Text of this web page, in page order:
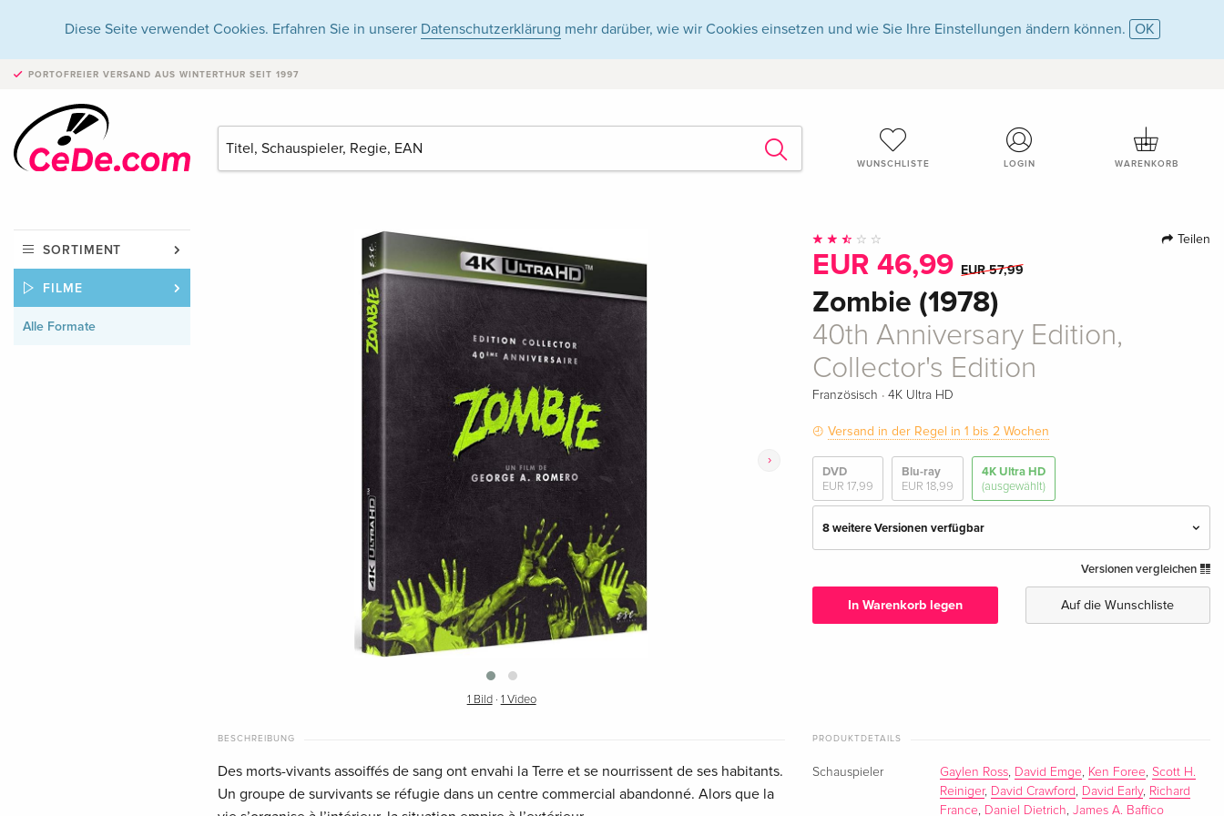
Diese Seite verwendet Cookies. Erfahren Sie in unserer Datenschutzerklärung mehr darüber, wie wir Cookies einsetzen und wie Sie Ihre Einstellungen ändern können. OK
PORTOFREIER VERSAND AUS WINTERTHUR SEIT 1997
WUNSCHLISTE LOGIN WARENKORB
SORTIMENT
FILME
Alle Formate
›
1 Bild · 1 Video
Teilen
EUR 46,99 EUR 57,99
Zombie (1978)
40th Anniversary Edition,
Collector's Edition
Französisch ·4K Ultra HD
Versand in der Regel in 1 bis 2 Wochen
DVD
EUR 17,99
Blu-ray
EUR 18,99
4K Ultra HD
(ausgewählt)
8 weitere Versionen verfügbar
Deutsch
EUR 65,49
Uncut, 4K Ultra HD + 2 Blu-rays
VHS Retro Edition, Cover A, 4K Ultra HD + 3
vergriffen
Versionen vergleichen
In Warenkorb legen Auf die Wunschliste
BESCHREIBUNG
Des morts-vivants assoiffés de sang ont envahi la Terre et se nourrissent de ses habitants.
Un groupe de survivants se réfugie dans un centre commercial abandonné. Alors que la
PRODUKTDETAILS
Schauspieler Gaylen Ross, David Emge, Ken Foree,Scott H.
Reiniger, David Crawford , David Early, Richard
France, Daniel Dietrich,James A. Baffico